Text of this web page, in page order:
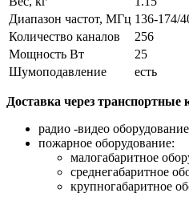
Диапазон частот, МГц 136-174/
Количество каналов
256
Мощность Вт
25
Шумоподавление
есть
Доставка через транспортные
радио -видео
пожарное оборудование:
малогабаритное
среднегабаритное
крупногабаритное